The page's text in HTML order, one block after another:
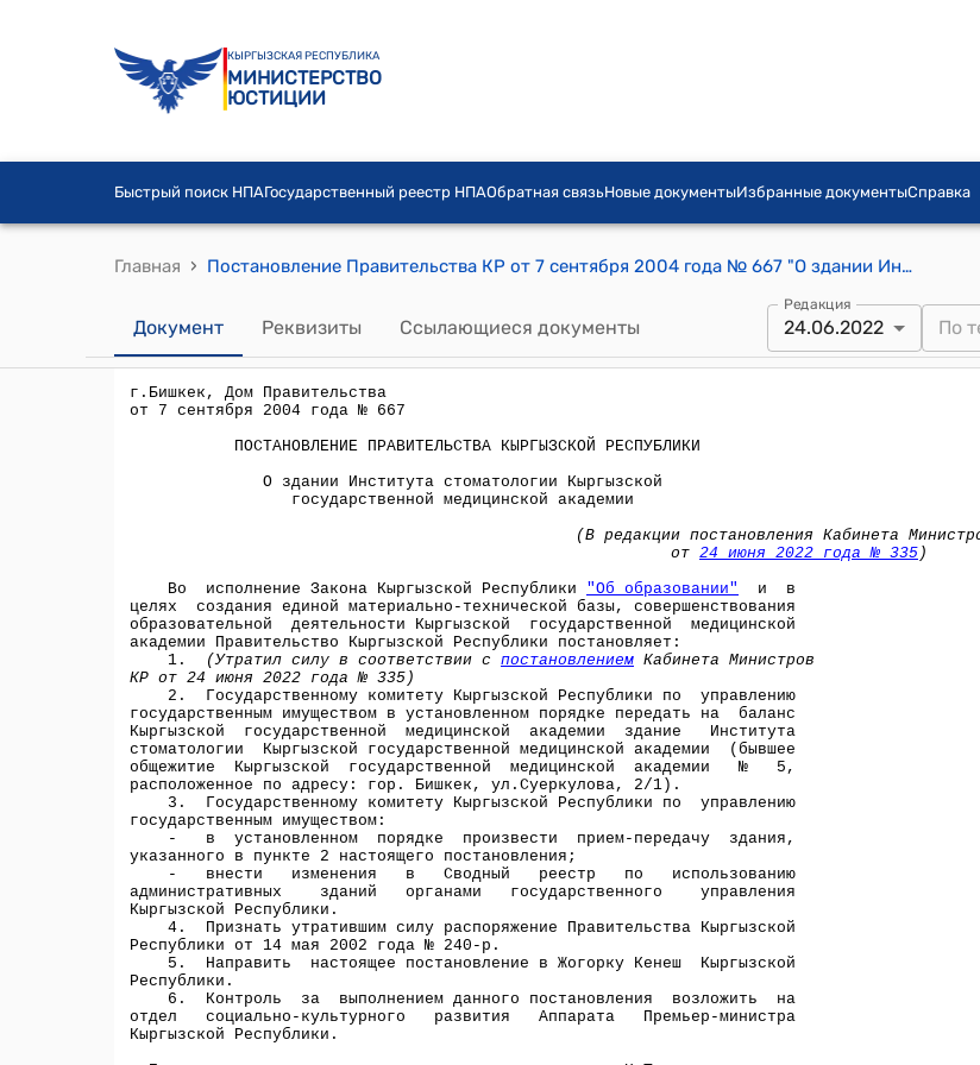
КЫРГЫЗСКАЯ РЕСПУБЛИКА
МИНИСТЕРСТВО
ЮСТИЦИИ
Быстрый поиск НПАГосударственный реестр НПАОбратная связьНовые документыИзбранные документыСправка
Главная › Постановление Правительства КР от 7 сентября 2004 года № 667 "О здании Института стоматологии Кыргызской государственной медицинской академии"
Документ Реквизиты Ссылающиеся документы
Редакция
24.06.2022